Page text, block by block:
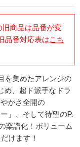
商品は品番が変
品番対応表はこち
を集めたアレンジの
め、超ド派手なドラ
かさ全開の
」、そして待望のP.
楽譜化！ボリューム
けます！